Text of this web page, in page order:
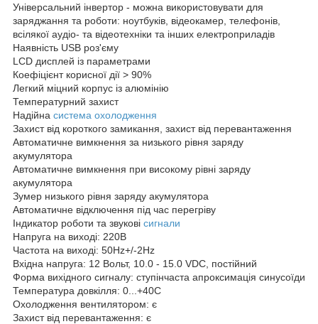
Універсальний інвертор - можна використовувати для
заряджання та роботи: ноутбуків, відеокамер, телефонів,
всілякої аудіо- та відеотехніки та інших електроприладів
Наявність USB роз'єму
LCD дисплей із параметрами
Коефіцієнт корисної дії > 90%
Легкий міцний корпус із алюмінію
Температурний захист
Надійна система охолодження
Захист від короткого замикання, захист від перевантаження
Автоматичне вимкнення за низького рівня заряду
акумулятора
Автоматичне вимкнення при високому рівні заряду
акумулятора
Зумер низького рівня заряду акумулятора
Автоматичне відключення під час перегріву
Індикатор роботи та звукові сигнали
Напруга на виході: 220В
Частота на виході: 50Hz+/-2Hz
Вхідна напруга: 12 Вольт, 10.0 - 15.0 VDC, постійний
Форма вихідного сигналу: ступінчаста апроксимація синусоїди
Температура довкілля: 0...+40С
Охолодження вентилятором: є
Захист від перевантаження: є